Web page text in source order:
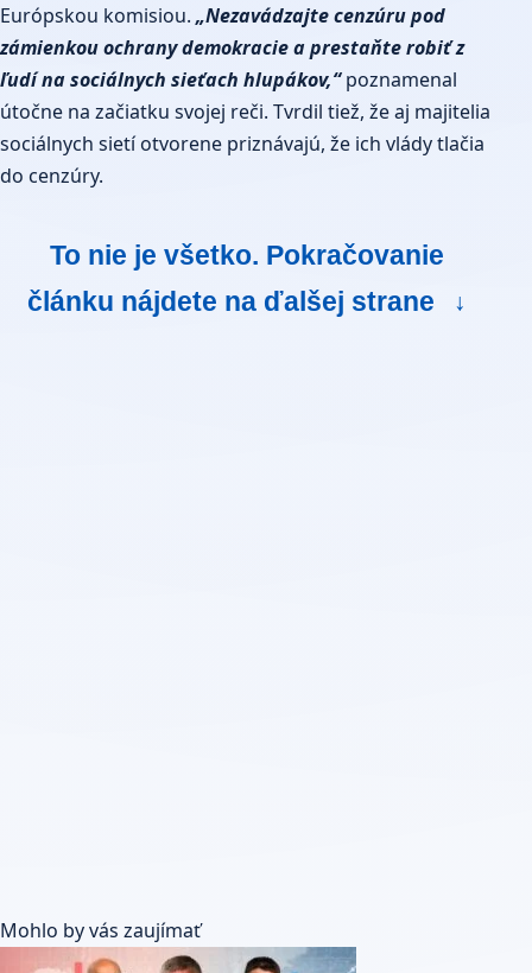
Európskou komisiou.„Nezavádzajte cenzúru pod
zámienkou ochrany demokracie a prestaňte robiť z
ľudí na sociálnych sieťach hlupákov,“poznamenal
útočne na začiatku svojej reči. Tvrdil tiež, že aj majitelia
sociálnych sietí otvorene priznávajú, že ich vlády tlačia
do cenzúry.
To nie je všetko. Pokračovanie
článku nájdete na ďalšej strane
↓
Mohlo by vás zaujímať